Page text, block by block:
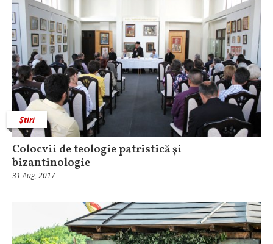
Știri
Colocvii de teologie patristică şi
bizantinologie
31 Aug, 2017